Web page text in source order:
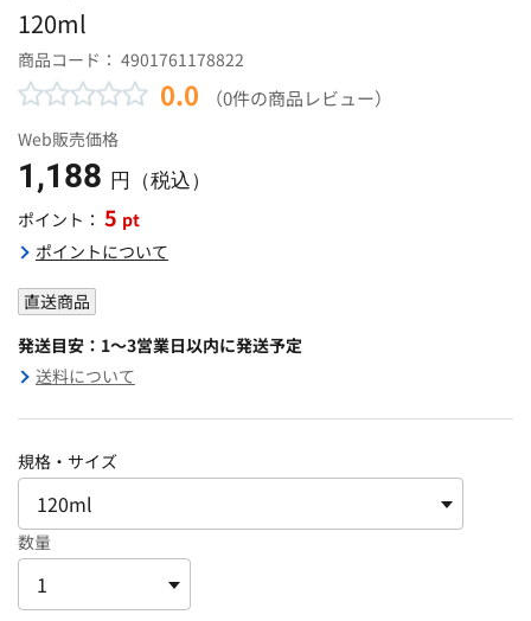
120ml
商品コード： 4901761178822
0.0 （0件の商品レビュー）
Web販売価格
1,188 円（税込）
ポイント： 5 pt
ポイントについて
直送商品
発送目安：1～3営業日以内に発送予定
送料について
規格・サイズ
数量